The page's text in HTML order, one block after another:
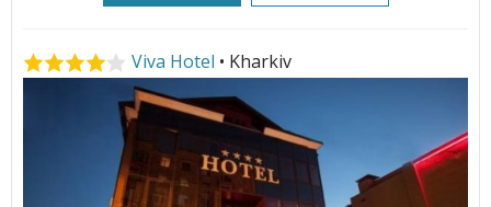
Viva Hotel • Kharkiv